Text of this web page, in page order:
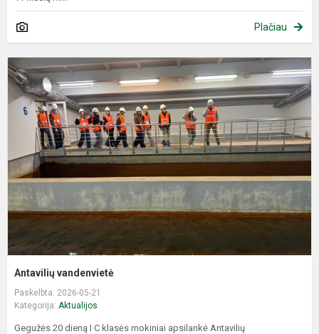
Plačiau
Antavilių vandenvietė
Paskelbta: 2026-05-21
Kategorija: Aktualijos
Gegužės 20 dieną I C klasės mokiniai apsilankė Antavilių